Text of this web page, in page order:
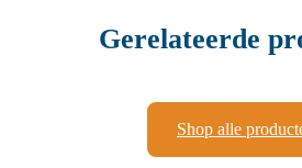
Gerelateerde
Shop alle